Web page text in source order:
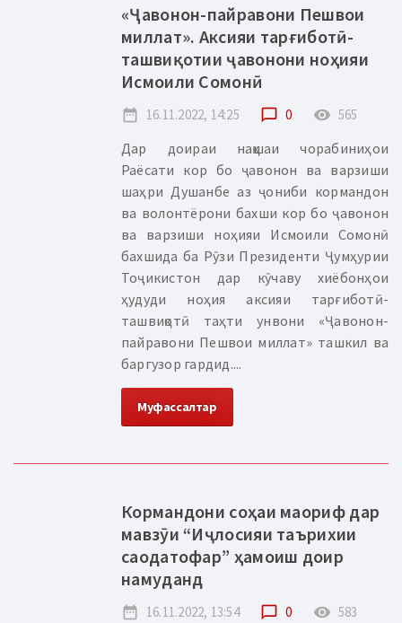
«Ҷавонон-пайравони Пешвои
миллат». Аксияи тарғиботӣ-
ташвиқотии ҷавонони ноҳияи
Исмоили Сомонӣ
date_range 16.11.2022, 14:25 chat_bubble_outline 0 remove_red_eye 565
Дар доираи нақшаи чорабиниҳои
Раёсати кор бо ҷавонон ва варзиши
шаҳри Душанбе аз ҷониби кормандон
ва волонтёрони бахши кор бо ҷавонон
ва варзиши ноҳияи Исмоили Сомонӣ
бахшида ба Рӯзи Президенти Ҷумҳурии
Тоҷикистон дар кӯчаву хиёбонҳои
ҳудуди ноҳия аксияи тарғиботӣ-
ташвиқотӣ таҳти унвони «Ҷавонон-
пайравони Пешвои миллат» ташкил ва
баргузор гардид....
Муфассалтар
Кормандони соҳаи маориф дар
мавзӯи “Иҷлосияи таърихии
саодатофар” ҳамоиш доир
намуданд
date_range 16.11.2022, 13:54 chat_bubble_outline 0 remove_red_eye 583